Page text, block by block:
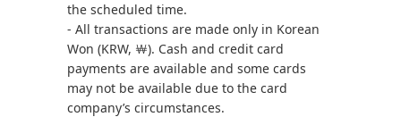
the scheduled time.
- All transactions are made only in Korean
Won (KRW, ￦). Cash and credit card
payments are available and some cards
may not be available due to the card
company’s circumstances.